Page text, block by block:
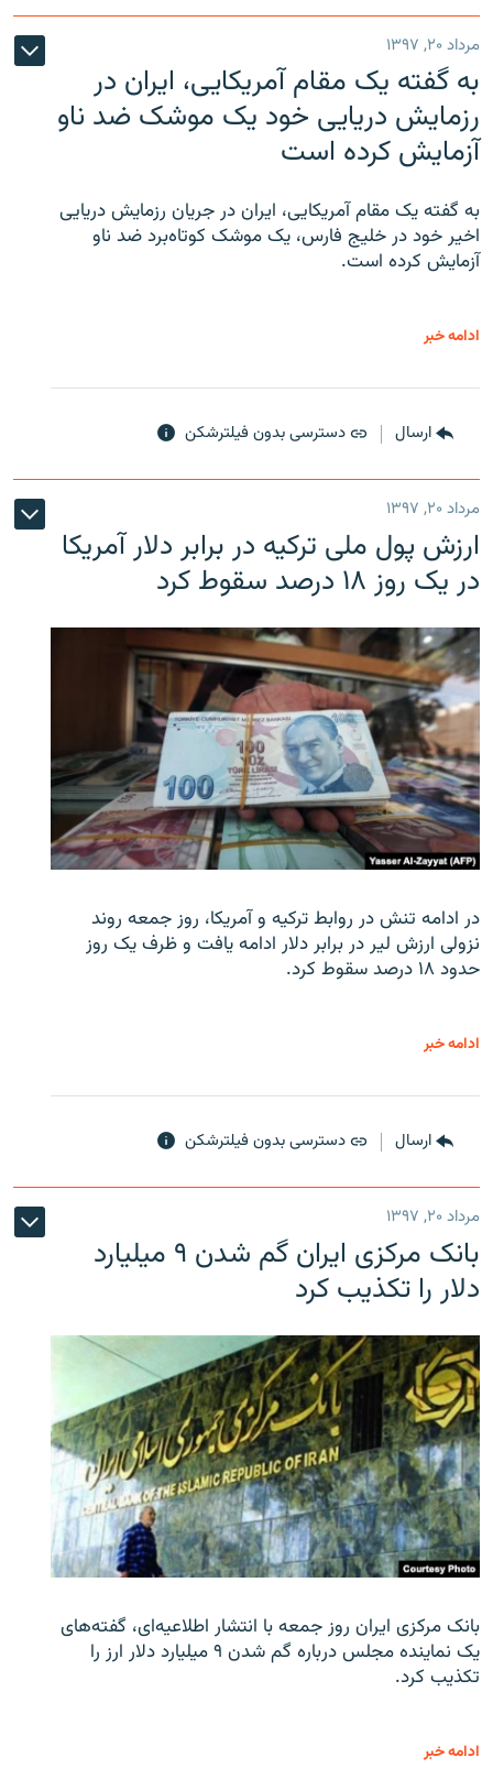
مرداد ۲۰, ۱۳۹۷
به گفته یک مقام آمریکایی، ایران در
رزمایش دریایی خود یک موشک ضد ناو
آزمایش کرده است
به گفته یک مقام آمریکایی، ایران در جریان رزمایش دریایی
اخیر خود در خلیج فارس، یک موشک کوتاه‌برد ضد ناو
آزمایش کرده است.
ادامه خبر
ارسال دسترسی بدون فیلترشکن
مرداد ۲۰, ۱۳۹۷
ارزش پول ملی ترکیه در برابر دلار آمریکا
در یک روز ۱۸ درصد سقوط کرد
در ادامه تنش در روابط ترکیه و آمریکا، روز جمعه روند
نزولی ارزش لیر در برابر دلار ادامه یافت و ظرف یک روز
حدود ۱۸ درصد سقوط کرد.
ادامه خبر
ارسال دسترسی بدون فیلترشکن
مرداد ۲۰, ۱۳۹۷
بانک مرکزی ایران گم شدن ۹ میلیارد
دلار را تکذیب کرد
بانک مرکزی ایران روز جمعه با انتشار اطلاعیه‌ای، گفته‌های
یک نماینده مجلس درباره گم شدن ۹ میلیارد دلار ارز را
تکذیب کرد.
ادامه خبر